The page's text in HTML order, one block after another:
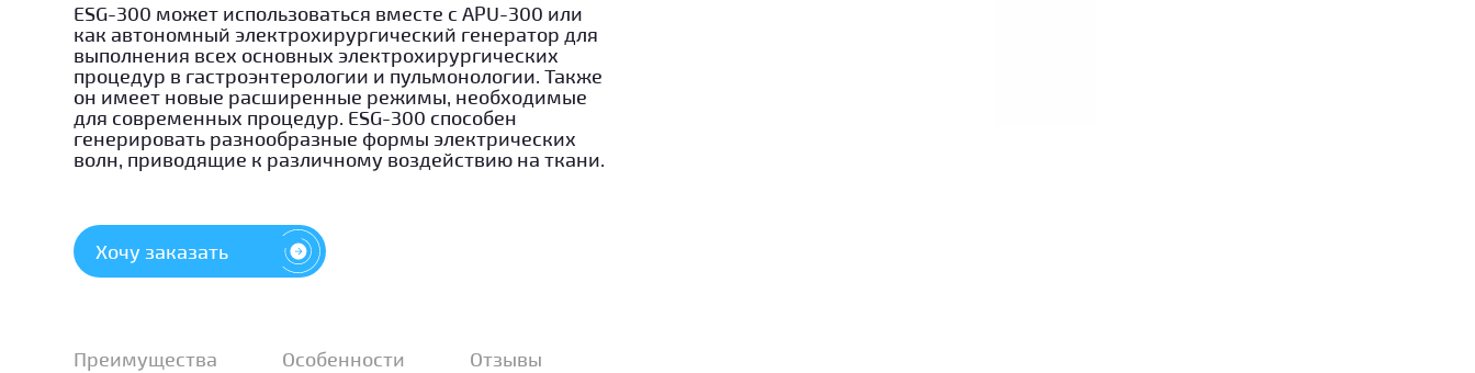
ESG-300 может использоваться вместе с APU-300 или
как автономный электрохирургический генератор для
выполнения всех основных электрохирургических
процедур в гастроэнтерологии и пульмонологии. Также
он имеет новые расширенные режимы, необходимые
для современных процедур. ESG-300 способен
генерировать разнообразные формы электрических
волн, приводящие к различному воздействию на ткани.
Хочу заказать
Преимущества Особенности Отзывы